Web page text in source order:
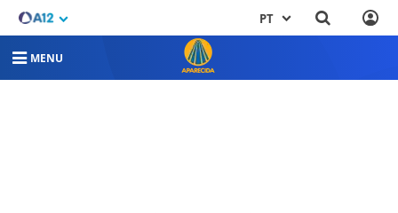
PT
MENU